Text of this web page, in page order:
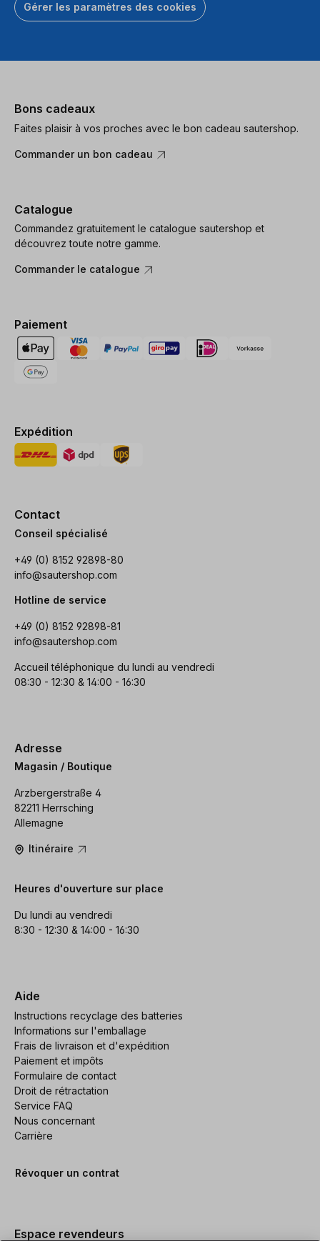
Gérer les paramètres des cookies
Bons cadeaux
Faites plaisir à vos proches avec le bon cadeau sautershop.
Commander un bon cadeau
Catalogue
Commandez gratuitement le catalogue sautershop et
découvrez toute notre gamme.
Commander le catalogue
Paiement
Expédition
Contact
Conseil spécialisé
+49 (0) 8152 92898-80
info@sautershop.com
Hotline de service
+49 (0) 8152 92898-81
info@sautershop.com
Accueil téléphonique du lundi au vendredi
08:30 - 12:30 & 14:00 - 16:30
Adresse
Magasin / Boutique
Arzbergerstraße 4
82211 Herrsching
Allemagne
Itinéraire
Heures d'ouverture sur place
Du lundi au vendredi
8:30 - 12:30 & 14:00 - 16:30
Aide
Instructions recyclage des batteries
Informations sur l'emballage
Frais de livraison et d'expédition
Paiement et impôts
Formulaire de contact
Droit de rétractation
Service FAQ
Nous concernant
Carrière
Révoquer un contrat
Espace revendeurs